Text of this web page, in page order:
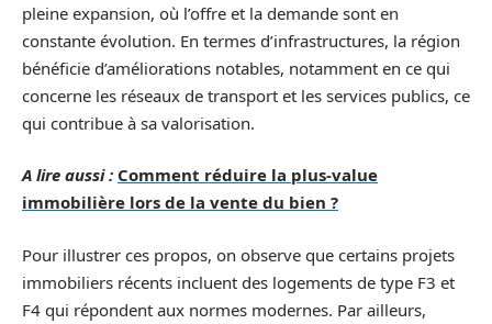
pleine expansion, où l’offre et la demande sont en
constante évolution. En termes d’infrastructures, la région
bénéficie d’améliorations notables, notamment en ce qui
concerne les réseaux de transport et les services publics, ce
qui contribue à sa valorisation.
A lire aussi : Comment réduire la plus-value
immobilière lors de la vente du bien ?
Pour illustrer ces propos, on observe que certains projets
immobiliers récents incluent des logements de type F3 et
F4 qui répondent aux normes modernes. Par ailleurs,